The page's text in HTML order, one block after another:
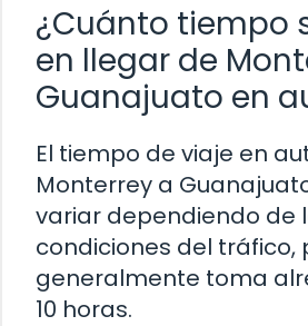
¿Cuánto tiempo
en llegar de
Guanajuato en
El tiempo de viaje en
Monterrey a
variar dependiendo de
condiciones del tráfico,
generalmente toma
10 horas.